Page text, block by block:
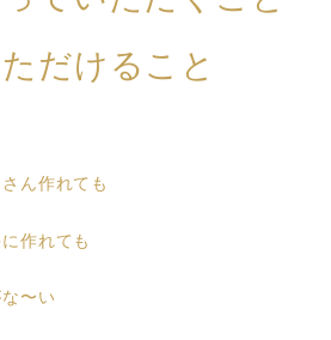
だけること
ん作れても
作れても
〜い